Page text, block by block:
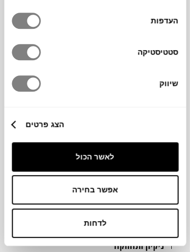
העדפות
סטטיסטיקה
שיווק
הצג פרטים
לאשר הכול
אפשר בחירה
לדחות
כיסא חוץ מפלסטיק עם משענות יד, בקווים
מינימליסטיים וגב פסים מעודן. עיצוב קליל,
אוכל חיצונית.
מידע על חומרים
ניקיון ותחזוקה